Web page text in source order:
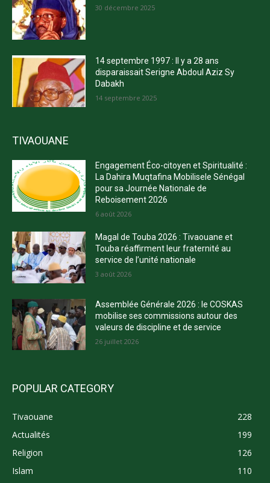
30 décembre 2025
14 septembre 1997 : Il y a 28 ans
disparaissait Serigne Abdoul Aziz Sy
Dabakh
14 septembre 2025
TIVAOUANE
Engagement Éco-citoyen et Spiritualité :
La Dahira Muqtafina Mobilisele Sénégal
pour sa Journée Nationale de
Reboisement 2026
6 août 2026
Magal de Touba 2026 : Tivaouane et
Touba réaffirment leur fraternité au
service de l’unité nationale
3 août 2026
Assemblée Générale 2026 : le COSKAS
mobilise ses commissions autour des
valeurs de discipline et de service
26 juillet 2026
POPULAR CATEGORY
Tivaouane
228
Actualités
199
Religion
126
Islam
110